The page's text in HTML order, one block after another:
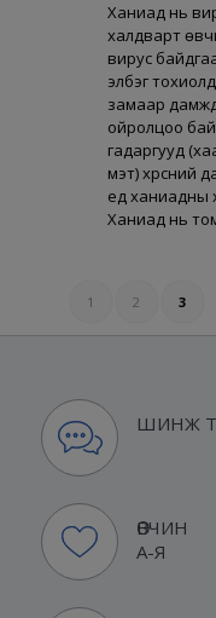
Ханиад нь
халдварт
вирус
элбэг
замаар
ойролцоо
гадаргууд
мэт) хүрсний
үед ханиадны
Ханиад нь
1 2 3
ШИНЖ
ӨВЧИН
А-Я